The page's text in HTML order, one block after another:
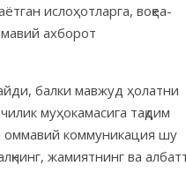
ислоҳотларга, воқеа-
ахборот
балки мавжуд ҳолатни
муҳокамасига тақдим
оммавий коммуникация шу
жамиятнинг ва